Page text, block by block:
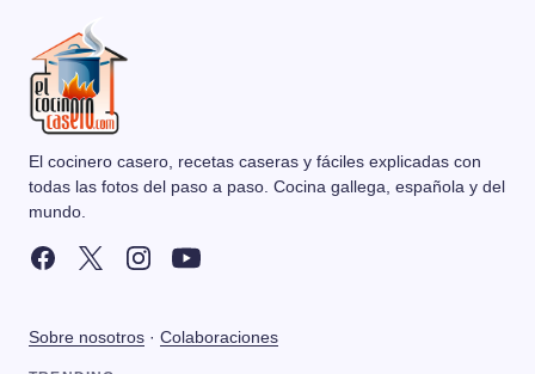
El cocinero casero, recetas caseras y fáciles explicadas con
todas las fotos del paso a paso. Cocina gallega, española y del
mundo.
Sobre nosotros · Colaboraciones